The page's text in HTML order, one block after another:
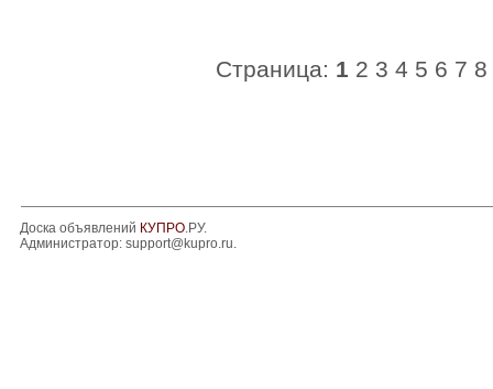
Страница: 1 2 3 4 5 6 7 8
Доска объявлений КУПРО.РУ.
Администратор: support@kupro.ru.